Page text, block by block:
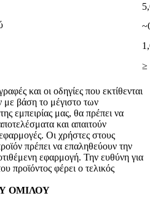
≥
και οι οδηγίες που εκτίθενται
με βάση το μέγιστο των
εμπειρίας μας, θα πρέπει να
και απαιτούν
Οι χρήστες στους
πρέπει να επαληθεύουν την
εφαρμογή. Την ευθύνη για
προϊόντος φέρει ο τελικός
ΟΜΙΛΟΥ